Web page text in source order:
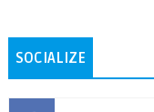
SOCIALIZE